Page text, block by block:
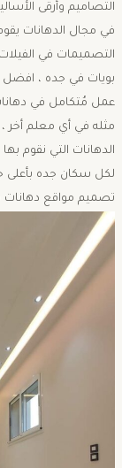
التصاميم وأرقى
في مجال الدهانات
التصميمات في
بويات في جده ، افضل
عمل مُتكامل في
مثله في أي معلم أخر ،
الدهانات التي نقوم
لكل سكان جده بأعلى
تصميم مواقع